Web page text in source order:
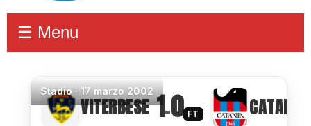
☰ Menu
Stadio·17 marzo 2002
VITERBESE 1–0 FT CATANIA